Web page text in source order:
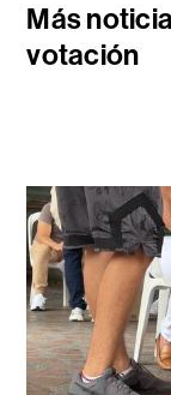
Más
votación